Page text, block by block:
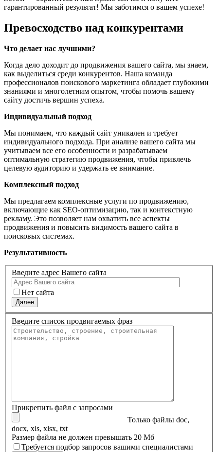
гарантированный результат! Мы заботимся о вашем успехе!
Превосходство над конкурентами
Что делает нас лучшими?
Когда дело доходит до продвижения вашего сайта, мы знаем,
как выделиться среди конкурентов. Наша команда
профессионалов поискового маркетинга обладает глубокими
знаниями и многолетним опытом, чтобы помочь вашему
сайту достичь вершин успеха.
Индивидуальный подход
Мы понимаем, что каждый сайт уникален и требует
индивидуального подхода. При анализе вашего сайта мы
учитываем все его особенности и разрабатываем
оптимальную стратегию продвижения, чтобы привлечь
целевую аудиторию и удержать ее внимание.
Комплексный подход
Мы предлагаем комплексные услуги по продвижению,
включающие как SEO-оптимизацию, так и контекстную
рекламу. Это позволяет нам охватить все аспекты
продвижения и повысить видимость вашего сайта в
поисковых системах.
Результативность
Введите адрес Вашего сайта
Нет сайта
Далее
Введите список продвигаемых фраз
Прикрепить файл с запросами
Только файлы doc,
docx, xls, xlsx, txt
Размер файла не должен превышать 20 Мб
Требуется подбор запросов вашими специалистами